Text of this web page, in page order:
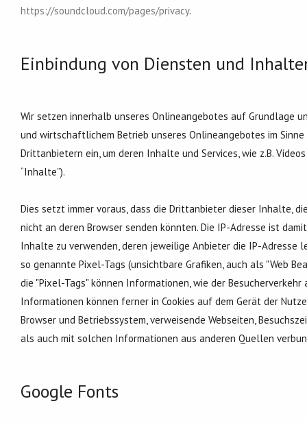
https://soundcloud.com/pages/privacy.
Einbindung von Diensten und
Wir setzen innerhalb unseres Onlineangebotes auf Grundlage
und wirtschaftlichem Betrieb unseres Onlineangebotes im
Drittanbietern ein, um deren Inhalte und Services, wie z.B.
“Inhalte”).
Dies setzt immer voraus, dass die Drittanbieter dieser Inhalte,
nicht an deren Browser senden könnten. Die IP-Adresse ist
Inhalte zu verwenden, deren jeweilige Anbieter die IP-
so genannte Pixel-Tags (unsichtbare Grafiken, auch als "Web
die "Pixel-Tags" können Informationen, wie der
Informationen können ferner in Cookies auf dem Gerät der
Browser und Betriebssystem, verweisende Webseiten,
als auch mit solchen Informationen aus anderen Quellen
Google Fonts